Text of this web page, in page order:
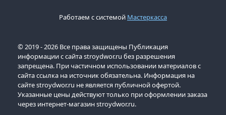
Работаем с системой Мастеркасса
© 2019 - 2026 Все права защищены Публикация
информации с сайта stroydwor.ru без разрешения
запрещена. При частичном использовании материалов с
сайта ссылка на источник обязательна. Информация на
сайте stroydwor.ru не является публичной офертой.
Указанные цены действуют только при оформлении заказа
через интернет-магазин stroydwor.ru.